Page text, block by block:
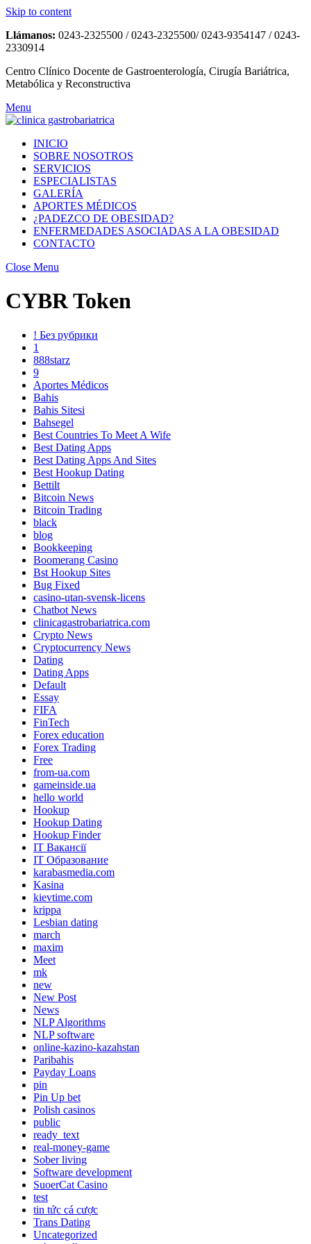
Skip to content
Llámanos: 0243-2325500 / 0243-2325500/ 0243-9354147 / 0243-
2330914
Centro Clínico Docente de Gastroenterología, Cirugía Bariátrica,
Metabólica y Reconstructiva
Menu
INICIO
SOBRE NOSOTROS
SERVICIOS
ESPECIALISTAS
GALERÍA
APORTES MÉDICOS
¿PADEZCO DE OBESIDAD?
ENFERMEDADES ASOCIADAS A LA OBESIDAD
CONTACTO
Close Menu
CYBR Token
! Без рубрики
1
888starz
9
Aportes Médicos
Bahis
Bahis Sitesi
Bahsegel
Best Countries To Meet A Wife
Best Dating Apps
Best Dating Apps And Sites
Best Hookup Dating
Bettilt
Bitcoin News
Bitcoin Trading
black
blog
Bookkeeping
Boomerang Casino
Bst Hookup Sites
Bug Fixed
casino-utan-svensk-licens
Chatbot News
clinicagastrobariatrica.com
Crypto News
Cryptocurrency News
Dating
Dating Apps
Default
Essay
FIFA
FinTech
Forex education
Forex Trading
Free
from-ua.com
gameinside.ua
hello world
Hookup
Hookup Dating
Hookup Finder
IT Вакансії
IT Образование
karabasmedia.com
Kasina
kievtime.com
krippa
Lesbian dating
march
maxim
Meet
mk
new
New Post
News
NLP Algorithms
NLP software
online-kazino-kazahstan
Paribahis
Payday Loans
pin
Pin Up bet
Polish casinos
public
ready_text
real-money-game
Sober living
Software development
SuoerCat Casino
test
tin tức cá cược
Trans Dating
Uncategorized